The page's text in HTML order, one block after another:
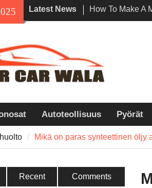
Latest News
How To Make A
Impression With
vuokraus Los
ajoneuvojen
Viehättävyyden
Honda Navi on
Autoteollisuus Pyörät
Mikä on paras synteettinen öljy
Recent Comments